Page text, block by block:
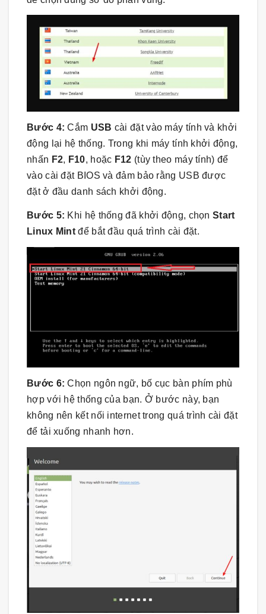
Bước 4:Cắm USB cài đặt vào máy tính và khởi
động lại hệ thống. Trong khi máy tính khởi động,
nhấn F2, F10, hoặc F12 (tùy theo máy tính) để
vào cài đặt BIOS và đảm bảo rằng USB được
đặt ở đầu danh sách khởi động.
Bước 5: Khi hệ thống đã khởi động, chọnStart
Linux Mint để bắt đầu quá trình cài đặt.
Bước 6:Chọn ngôn ngữ, bố cục bàn phím phù
hợp với hệ thống của bạn. Ở bước này, bạn
không nên kết nối internet trong quá trình cài đặt
để tải xuống nhanh hơn.